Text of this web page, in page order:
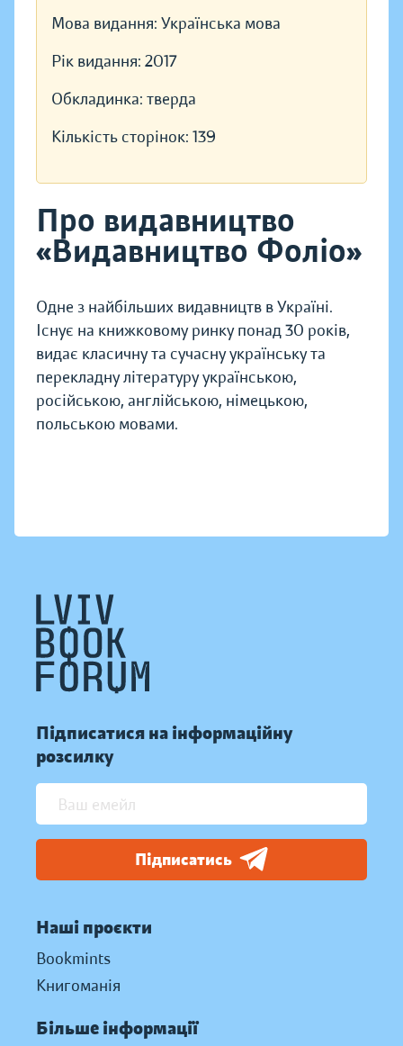
Мова видання: Українська мова
Рік видання: 2017
Обкладинка: тверда
Кількість сторінок: 139
Про видавництво
«Видавництво Фоліо»
Одне з найбільших видавництв в Україні.
Існує на книжковому ринку понад 30 років,
видає класичну та сучасну українську та
перекладну літературу українською,
російською, англійською, німецькою,
польською мовами.
Підписатися на інформаційну
розсилку
Підписатись
Наші проєкти
Bookmints
Книгоманія
Більше інформації